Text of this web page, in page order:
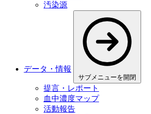
汚染源
データ・情報
サブメニューを開閉
提言・レポート
血中濃度マップ
活動報告